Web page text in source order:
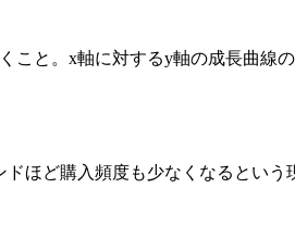
こと。x軸に対するy軸の成長曲線
ほど購入頻度も少なくなるとい